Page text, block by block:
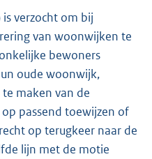
verzocht om bij
van woonwijken te
bewoners
oude woonwijk,
maken van de
passend toewijzen of
op terugkeer naar de
lijn met de motie